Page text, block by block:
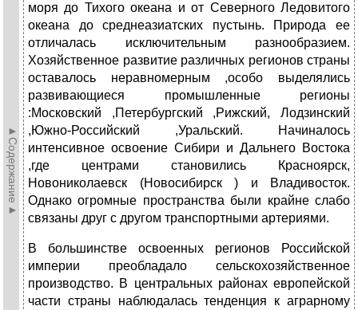
►Содержание►
моря до Тихого океана и от Северного Ледовитого
океана до среднеазиатских пустынь. Природа ее
отличалась исключительным разнообразием.
Хозяйственное развитие различных регионов страны
оставалось неравномерным ,особо выделялись
развивающиеся промышленные регионы
:Московский ,Петербургский ,Рижский, Лодзинский
,Южно-Российский ,Уральский. Начиналось
интенсивное освоение Сибири и Дальнего Востока
,где центрами становились Красноярск,
Новониколаевск (Новосибирск ) и Владивосток.
Однако огромные пространства были крайне слабо
связаны друг с другом транспортными артериями.
В большинстве освоенных регионов Российской
империи преобладало сельскохозяйственное
производство. В центральных районах европейской
части страны наблюдалась тенденция к аграрному